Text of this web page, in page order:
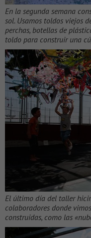
En la segunda semana
sol. Usamos toldos viejos
perchas, botellas de
toldo para construir una
El último día del taller
colaboradores donde
construidas, como las